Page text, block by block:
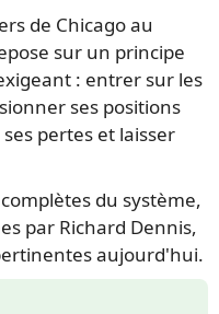
de Chicago au
sur un principe
: entrer sur les
ses positions
pertes et laisser
du système,
par Richard Dennis,
aujourd'hui.